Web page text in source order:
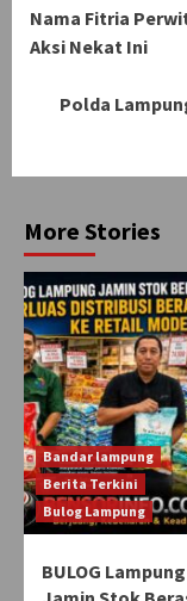
Nama Fitria
Aksi Nekat Ini
Polda
More Stories
Bandar lampung
Berita Terkini
Bulog Lampung
BULOG Lampung